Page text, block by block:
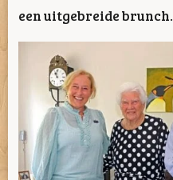
een uitgebreide brunch.